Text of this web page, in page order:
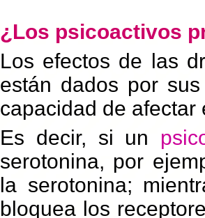
¿Los psicoactivos
Los efectos de las
están dados por
capacidad de
Es decir, si un
serotonina, por
la serotonina;
bloquea los